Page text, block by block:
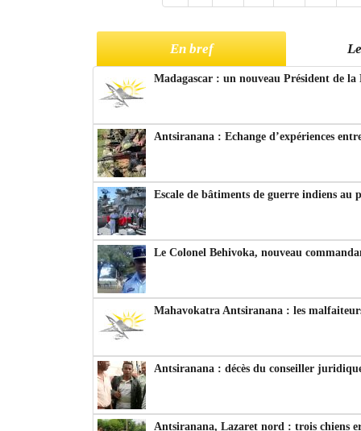
En bref
Madagascar : un nouveau Président de
Antsiranana : Echange d’expériences
Escale de bâtiments de guerre indiens au
Le Colonel Behivoka, nouveau
Mahavokatra Antsiranana : les
Antsiranana : décès du conseiller
Antsiranana, Lazaret nord : trois chiens